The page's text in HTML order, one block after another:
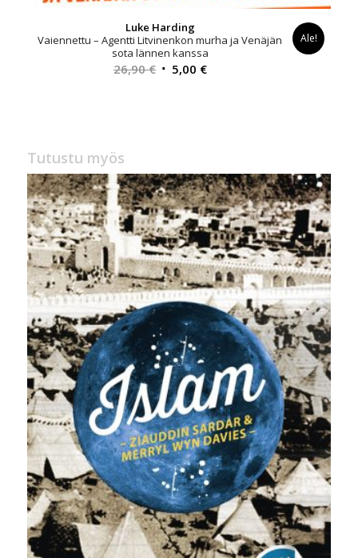
Luke Harding
Vaiennettu – Agentti Litvinenkon murha ja Venäjän
sota lännen kanssa
26,90€ Alkuperäinen
5,00 €Nykyinen
Ale!
Tutustu myös